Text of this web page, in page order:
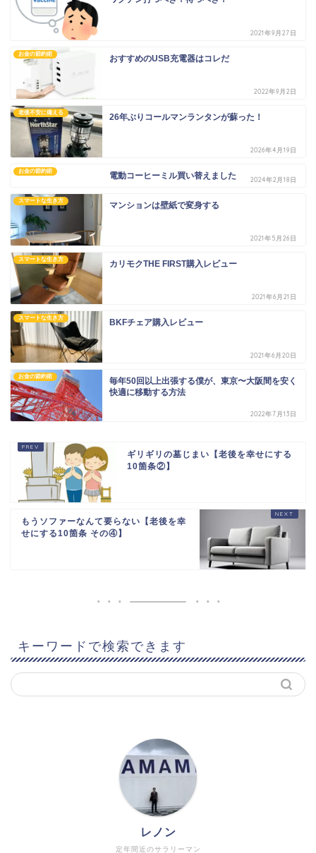
2021年9月27日
お金の節約術 おすすめのUSB充電器はコレだ
2022年9月2日
老後不安に備える 26年ぶりコールマンランタンが蘇った！
2026年4月19日
お金の節約術 電動コーヒーミル買い替えました 2024年2月18日
スマートな生き方 マンションは壁紙で変身する
2021年5月26日
スマートな生き方 カリモクTHE FIRST購入レビュー
2021年6月21日
スマートな生き方 BKFチェア購入レビュー
2021年6月20日
お金の節約術
毎年50回以上出張する僕が、東京〜大阪間を安く
快適に移動する方法
2022年7月13日
ギリギリの墓じまい【老後を幸せにする
10箇条②】
もうソファーなんて要らない【老後を幸
せにする10箇条 その④】
キーワードで検索できます
定年間近のサラリーマン
レノン